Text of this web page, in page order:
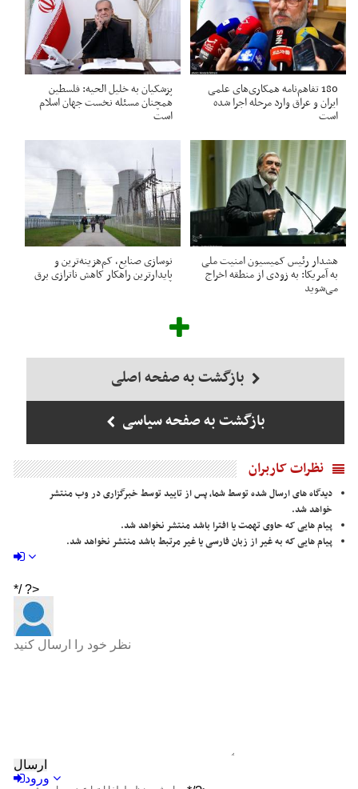
180 تفاهم‌نامه همکاری‌های علمی
ایران و عراق وارد مرحله اجرا شده
است
پزشکیان به خلیل الحیه: فلسطین
همچنان مسئله نخست جهان اسلام
است
هشدار رئیس کمیسیون امنیت ملی
به آمریکا: به زودی از منطقه اخراج
می‌شوید
نوسازی صنایع، کم‌هزینه‌ترین و
پایدارترین راهکار کاهش ناترازی برق
بازگشت به صفحه اصلی
بازگشت به صفحه سیاسی
نظرات کاربران
دیدگاه های ارسال شده توسط شما، پس از تایید توسط خبرگزاری در وب منتشر
خواهد شد.
پیام هایی که حاوی تهمت یا افترا باشد منتشر نخواهد شد.
پیام هایی که به غیر از زبان فارسی یا غیر مرتبط باشد منتشر نخواهد شد.